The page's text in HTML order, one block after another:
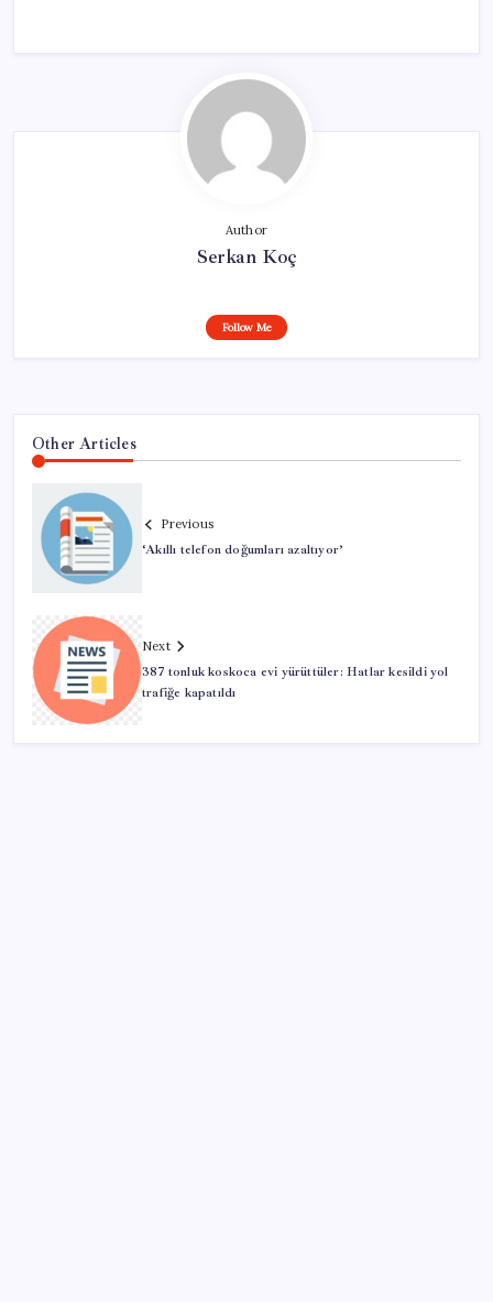
Author
Serkan Koç
Follow Me
Other Articles
Previous
‘Akıllı telefon doğumları azaltıyor’
Next
387 tonluk koskoca evi yürüttüler: Hatlar kesildi yol
trafiğe kapatıldı